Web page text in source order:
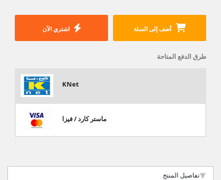
أضف إلى السلة اشتري الآن
طرق الدفع المتاحة
KNet
ماستر كارد / فيزا
تفاصيل المنتج